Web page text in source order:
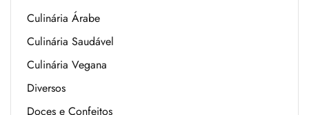
Culinária Árabe
Culinária Saudável
Culinária Vegana
Diversos
Doces e Confeitos